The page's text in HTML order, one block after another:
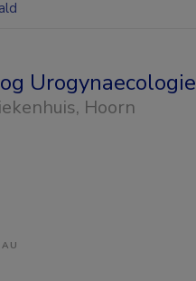
Urogynaecologie
, Hoorn